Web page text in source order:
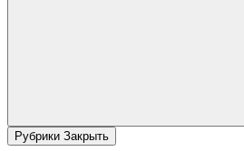
Рубрики Закрыть